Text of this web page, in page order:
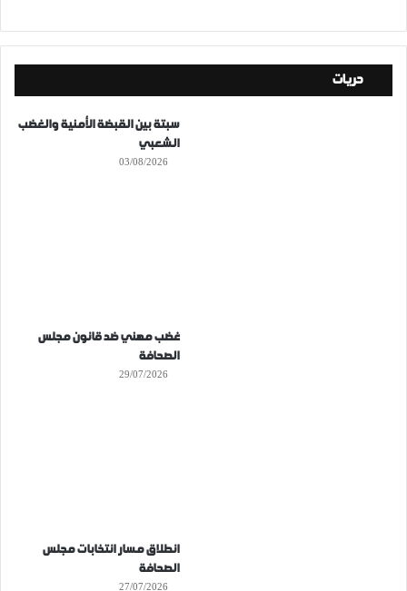
حريات
سبتة بين القبضة الأمنية والغضب
الشعبي
03/08/2026
غضب مهني ضد قانون مجلس
الصحافة
29/07/2026
انطلاق مسار انتخابات مجلس
الصحافة
27/07/2026